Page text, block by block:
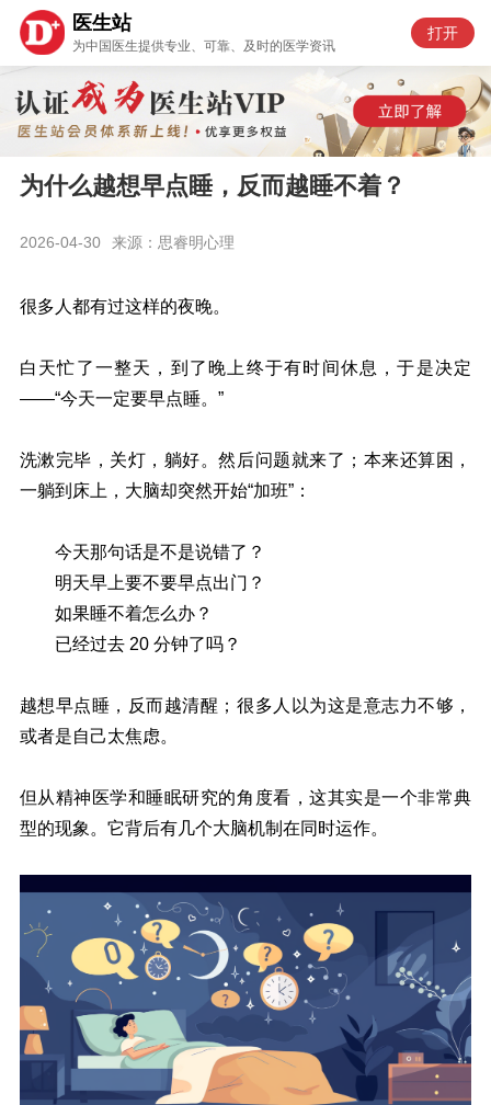
医生站
为中国医生提供专业、可靠、及时的医学资讯
打开
为什么越想早点睡，反而越睡不着？
2026-04-30 来源：思睿明心理
很多人都有过这样的夜晚。
白天忙了一整天，到了晚上终于有时间休息，于是决定
——“今天一定要早点睡。”
洗漱完毕，关灯，躺好。然后问题就来了；本来还算困，
一躺到床上，大脑却突然开始“加班”：
今天那句话是不是说错了？
明天早上要不要早点出门？
如果睡不着怎么办？
已经过去 20 分钟了吗？
越想早点睡，反而越清醒；很多人以为这是意志力不够，
或者是自己太焦虑。
但从精神医学和睡眠研究的角度看，这其实是一个非常典
型的现象。它背后有几个大脑机制在同时运作。